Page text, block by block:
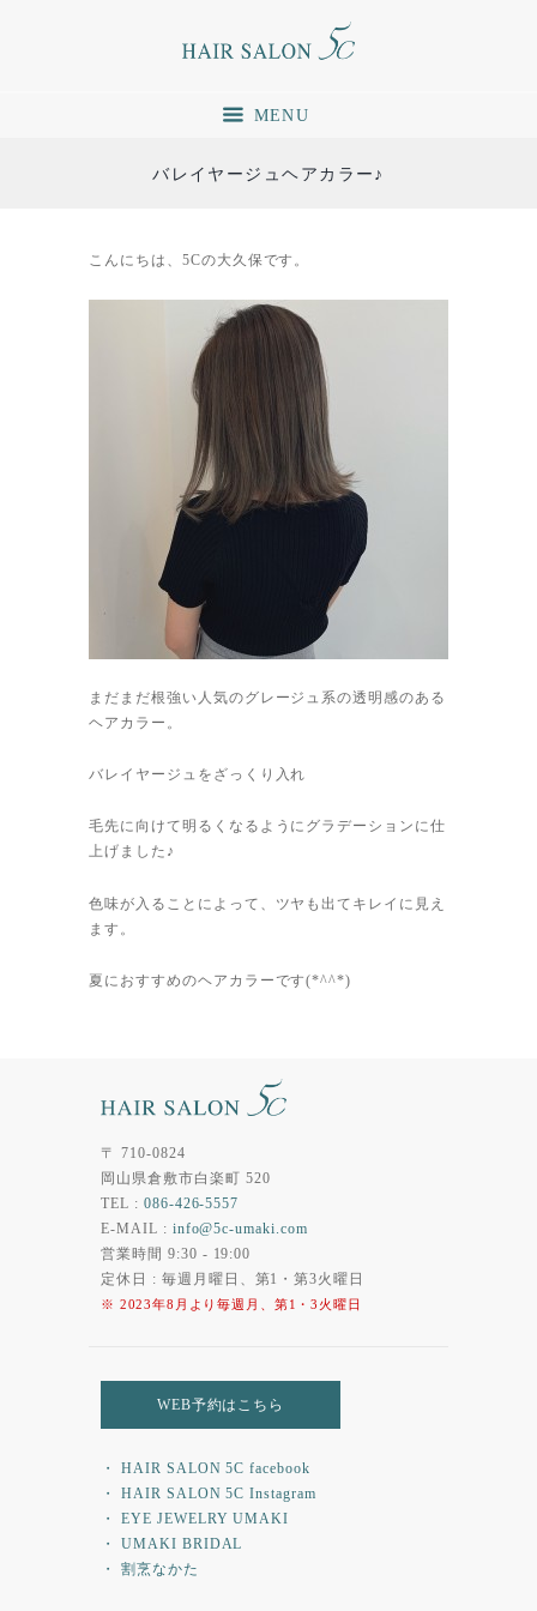
MENU
バレイヤージュヘアカラー♪
こんにちは、5Cの大久保です。
まだまだ根強い人気のグレージュ系の透明感のある
ヘアカラー。
バレイヤージュをざっくり入れ
毛先に向けて明るくなるようにグラデーションに仕
上げました♪
色味が入ることによって、ツヤも出てキレイに見え
ます。
夏におすすめのヘアカラーです(*^^*)
〒 710-0824
岡山県倉敷市白楽町 520
TEL : 086-426-5557
E-MAIL : info@5c-umaki.com
営業時間 9:30 - 19:00
定休日 : 毎週月曜日、第1・第3火曜日
※ 2023年8月より毎週月、第1・3火曜日
WEB予約はこちら
・ HAIR SALON 5C facebook
・ HAIR SALON 5C Instagram
・ EYE JEWELRY UMAKI
・ UMAKI BRIDAL
・ 割烹なかた